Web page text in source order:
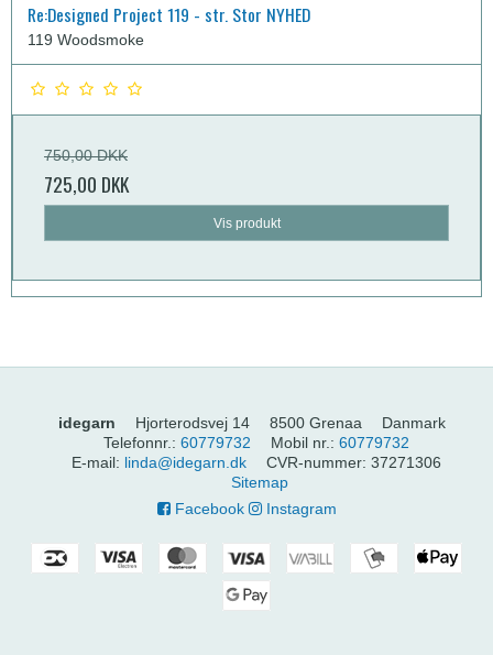
Re:Designed Project 119 - str. Stor NYHED
119 Woodsmoke
750,00 DKK
725,00 DKK
Vis produkt
idegarn Hjorterodsvej 14 8500 Grenaa
Danmark
Telefonnr.: 60779732 Mobil nr.: 60779732
E-mail: linda@idegarn.dk CVR-nummer: 37271306
Sitemap
Facebook
Instagram